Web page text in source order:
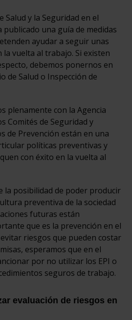
Salud y la Seguridad en el
publicado una guía de medidas
ayudar a seguir unas
vuelta al trabajo. Si existen
debemos ponernos en
de Salud o Inspección de
plenamente con la Agencia
Comités de Seguridad y
de Prevención están en una
políticas preventivas y
con éxito en la vuelta al
la posibilidad de poder producir
preventiva de la sociedad
futuras están
que es la prevención en el
riesgos que pueden costar
esperamos que en el
por no utilizar los EPI o
seguros de trabajo.
evaluación de riesgos en